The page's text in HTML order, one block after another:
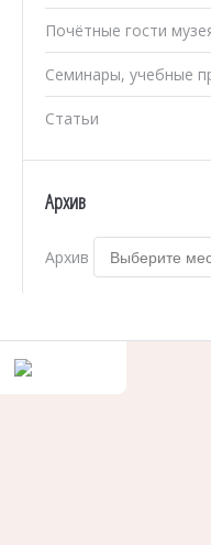
Почётные гости
Семинары, учебные
Статьи
Архив
Архив